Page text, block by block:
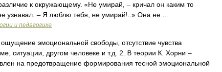
к окружающему. «Не умирай, – кричал он каким то
узнавал. – Я люблю тебя, не умирай!..» Она не …
и педагогике
эмоциональной свободы, отсутствие чувства
ситуации, другом человеке и т.д. 2. В теории К. Хорни –
на предотвращение формирования тесной эмоциональной